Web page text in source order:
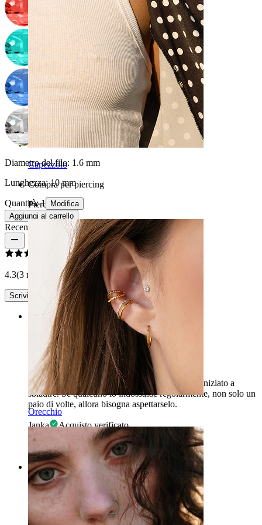
Capezzolo
Compra per piercing
Piercings
Orecchio
Diametro del filo: 1.6 mm
Lunghezza:10 mm
Quantità: 1
Modifica
Aggiungi al carrello
Recensioni del prodotto
4.3(3 recensioni)
Scrivi una recensione
Rating
Non male.
Mi è piaciuto molto, fino a quando il colore ha iniziato a
sbiadire. Se qualcuno lo indossasse regolarmente, non solo un
paio di volte, allora bisogna aspettarselo.
Janka Acquisto verificato
Tradotto dall'IA Mostra originale
Rating
Il piercing più carino - Consegna perfetta